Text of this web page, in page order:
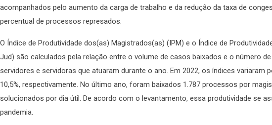
acompanhados pelo aumento da carga de trabalho e da redução da taxa de
percentual de processos represados.
O Índice de Produtividade dos(as) Magistrados(as) (IPM) e o Índice de
Jud) são calculados pela relação entre o volume de casos baixados e o número
servidores e servidoras que atuaram durante o ano. Em 2022, os índices variaram
10,5%, respectivamente. No último ano, foram baixados 1.787 processos por
solucionados por dia útil. De acordo com o levantamento, essa produtividade se
pandemia.